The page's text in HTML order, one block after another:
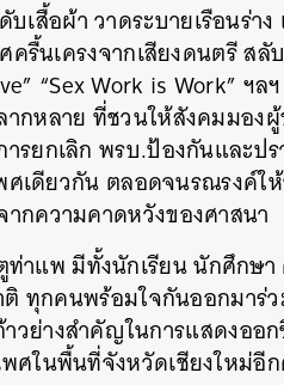
เสื้อผ้า วาดระบายเรือนร่
รื้นเครงจากเสียงดนตรี ส
“Sex Work is Work” ฯ
กหลาย ที่ชวนให้สังคมมองผู้
ยกเลิก พรบ.ป้องกันและป
ศเดียวกัน ตลอดจนรณรงค์
กความคาดหวังของศาสนา
าแพ มีทั้งนักเรียน นักศึกษ
ทุกคนพร้อมใจกันออกมาร่
าวย่างสำคัญในการแสดงอ
ในพื้นที่จังหวัดเชียงใหม่อี